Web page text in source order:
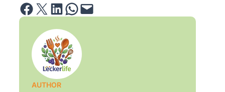
Share on Facebook Email this Page Share on LinkedIn Share on WhatsApp Email this Page
AUTHOR